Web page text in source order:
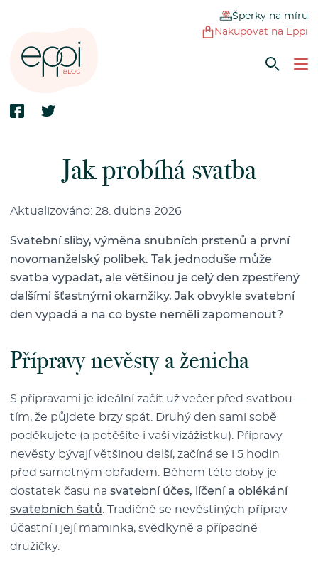
Šperky na míru
Nakupovat na Eppi
Jak probíhá svatba
Aktualizováno: 28. dubna 2026
Svatební sliby, výměna snubních prstenů a první
novomanželský polibek. Tak jednoduše může
svatba vypadat, ale většinou je celý den zpestřený
dalšími šťastnými okamžiky. Jak obvykle svatební
den vypadá a na co byste neměli zapomenout?
Přípravy nevěsty a ženicha
S přípravami je ideální začít už večer před svatbou –⁠⁠⁠⁠⁠⁠
tím, že půjdete brzy spát. Druhý den sami sobě
poděkujete (a potěšíte i vaši vizážistku). Přípravy
nevěsty bývají většinou delší, začíná se i 5 hodin
před samotným obřadem. Během této doby je
dostatek času na svatební účes, líčení a oblékání
svatebních šatů . Tradičně se nevěstiných příprav
účastní i její maminka, svědkyně a případně
družičky.